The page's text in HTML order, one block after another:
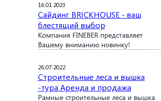
16.01.2023
Сайдинг BRICKHOUSE - ваш
блестящий выбор
Компания FINEBER представляет
Вашему вниманию новинку!
26.07.2022
Строительные леса и вышка
-тура Аренда и продажа
Рамные строительные леса и вышка